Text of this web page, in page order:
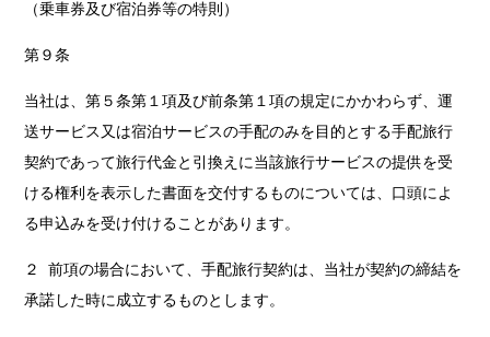
（乗車券及び宿泊券等の特則）
第９条
当社は、第５条第１項及び前条第１項の規定にかかわらず、運
送サービス又は宿泊サービスの手配のみを目的とする手配旅行
契約であって旅行代金と引換えに当該旅行サービスの提供を受
ける権利を表示した書面を交付するものについては、口頭によ
る申込みを受け付けることがあります。
２ 前項の場合において、手配旅行契約は、当社が契約の締結を
承諾した時に成立するものとします。